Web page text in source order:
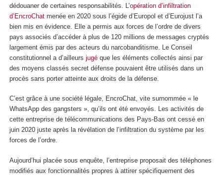
dédouaner de certaines responsabilités. L’opération d’infiltration
d’EncroChat menée en 2020 sous l’égide d’Europol et d’Eurojust l’a
bien mis en évidence. Elle a permis aux forces de l’ordre de divers
pays associés d’accéder à plus de 120 millions de messages cryptés
largement émis par des acteurs du narcobanditisme. Le Conseil
constitutionnel a d’ailleurs jugé que les éléments collectés ainsi par
des moyens classés secret défense pouvaient être utilisés dans un
procès sans porter atteinte aux droits de la défense.
C’est grâce à une société légale, EncroChat, vite surnommée « le
WhatsApp des gangsters », qu’ils ont été envoyés. Les activités de
cette entreprise de télécommunications des Pays-Bas ont cessé en
juin 2020 juste après la révélation de l’infiltration du système par les
forces de l’ordre.
Aujourd’hui placée sous enquête, l’entreprise proposait des téléphones
modifiés aux fonctionnalités propres à attirer spécifiquement des